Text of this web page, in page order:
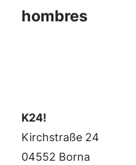
hombres
K24!
Kirchstraße 24
04552 Borna